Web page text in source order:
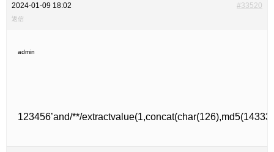
2024-01-09 18:02 #33520
返信
admin
123456’and/**/